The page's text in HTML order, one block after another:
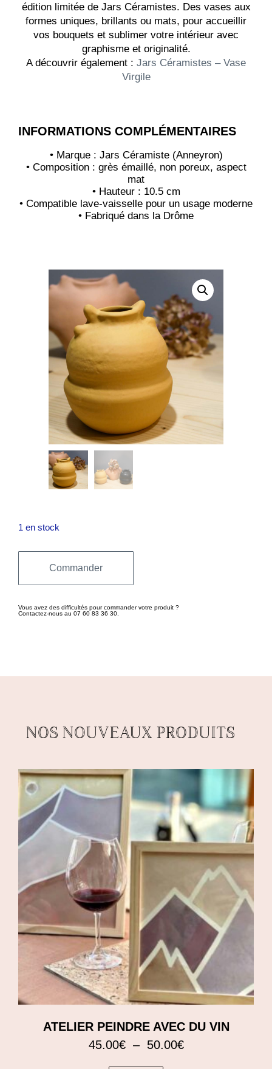
édition limitée de Jars Céramistes. Des vases aux
formes uniques, brillants ou mats, pour accueillir
vos bouquets et sublimer votre intérieur avec
graphisme et originalité.
A découvrir également : Jars Céramistes – Vase
Virgile
INFORMATIONS COMPLÉMENTAIRES
• Marque : Jars Céramiste (Anneyron)
• Composition : grès émaillé, non poreux, aspect
mat
• Hauteur : 10.5 cm
• Compatible lave-vaisselle pour un usage moderne
• Fabriqué dans la Drôme
1 en stock
Commander
Vous avez des difficultés pour commander votre produit ?
Contactez-nous au 07 60 83 36 30.
NOS NOUVEAUX PRODUITS
ATELIER PEINDRE AVEC DU VIN
45.00€ – 50.00€